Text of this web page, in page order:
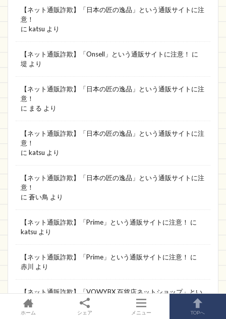
【ネット通販詐欺】「日本の匠の逸品」という通販サイトに注
意！
に katsu より
【ネット通販詐欺】「Onsell」という通販サイトに注意！ に
堤 より
【ネット通販詐欺】「日本の匠の逸品」という通販サイトに注
意！
に まる より
【ネット通販詐欺】「日本の匠の逸品」という通販サイトに注
意！
に katsu より
【ネット通販詐欺】「日本の匠の逸品」という通販サイトに注
意！
に 蒼い鳥 より
【ネット通販詐欺】「Prime」という通販サイトに注意！ に
katsu より
【ネット通販詐欺】「Prime」という通販サイトに注意！ に
赤川 より
【ネット通販詐欺】「VOWYBX 百貨店ネットショップ」とい
う通販サイトに注意！
にkatsu
ホーム シェア メニュー TOPへ